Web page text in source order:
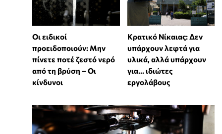
Οι ειδικοί
προειδοποιούν: Μην
πίνετε ποτέ ζεστό νερό
από τη βρύση – Οι
κίνδυνοι
Κρατικό Νίκαιας: Δεν
υπάρχουν λεφτά για
υλικά, αλλά υπάρχουν
για... ιδιώτες
εργολάβους